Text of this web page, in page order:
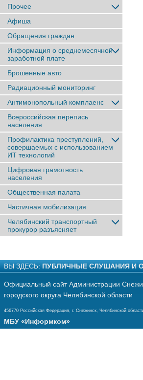
Прочее
Афиша
Обращения граждан
Информация о среднемесячной
заработной плате
Брошенные авто
Радиационный мониторинг
Антимонопольный комплаенс
Всероссийская перепись
населения
Профилактика преступлений,
совершаемых с использованием
ИТ технологий
Цифровая грамотность
населения
Общественная палата
Частичная мобилизация
Челябинский транспортный
прокурор разъясняет
ВЫ ЗДЕСЬ: ПУБЛИЧНЫЕ СЛУШАНИЯ И
Официальный сайт Администрации
городского округа Челябинской области
456770 Российская Федерация, г. Снежинск, Челябинской
МБУ «Информком»